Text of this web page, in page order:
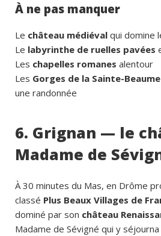
À ne pas manquer
Le château médiéval qui domine
Le labyrinthe de ruelles pavées
Les chapelles romanes alentour
Les Gorges de la Sainte-Beaume
une randonnée
6. Grignan — le
Madame de
À 30 minutes du Mas, en Drôme
classé Plus Beaux Villages de
dominé par son château
Madame de Sévigné qui y